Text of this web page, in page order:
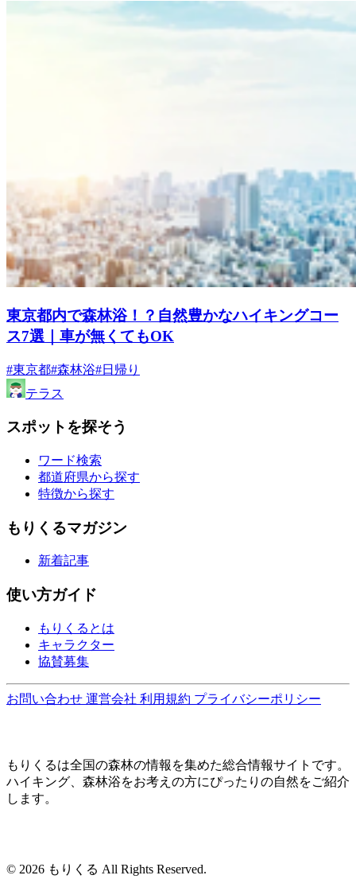
東京都内で森林浴！？自然豊かなハイキングコー
ス7選｜車が無くてもOK
#東京都#森林浴#日帰り
テラス
スポットを探そう
ワード検索
都道府県から探す
特徴から探す
もりくるマガジン
新着記事
使い方ガイド
もりくるとは
キャラクター
協賛募集
お問い合わせ 運営会社 利用規約 プライバシーポリシー
もりくるは全国の森林の情報を集めた総合情報サイトです。
ハイキング、森林浴をお考えの方にぴったりの自然をご紹介
します。
© 2026 もりくる All Rights Reserved.